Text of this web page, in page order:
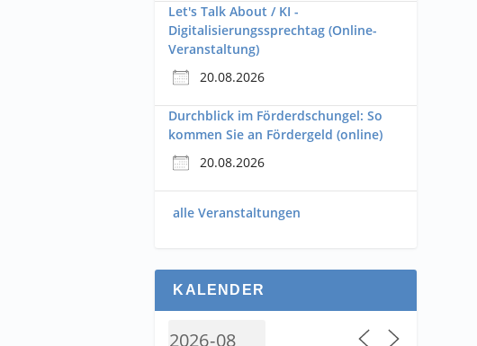
Let's Talk About / KI -
Digitalisierungssprechtag (Online-
Veranstaltung)
20.08.2026
Durchblick im Förderdschungel: So
kommen Sie an Fördergeld (online)
20.08.2026
alle Veranstaltungen
KALENDER